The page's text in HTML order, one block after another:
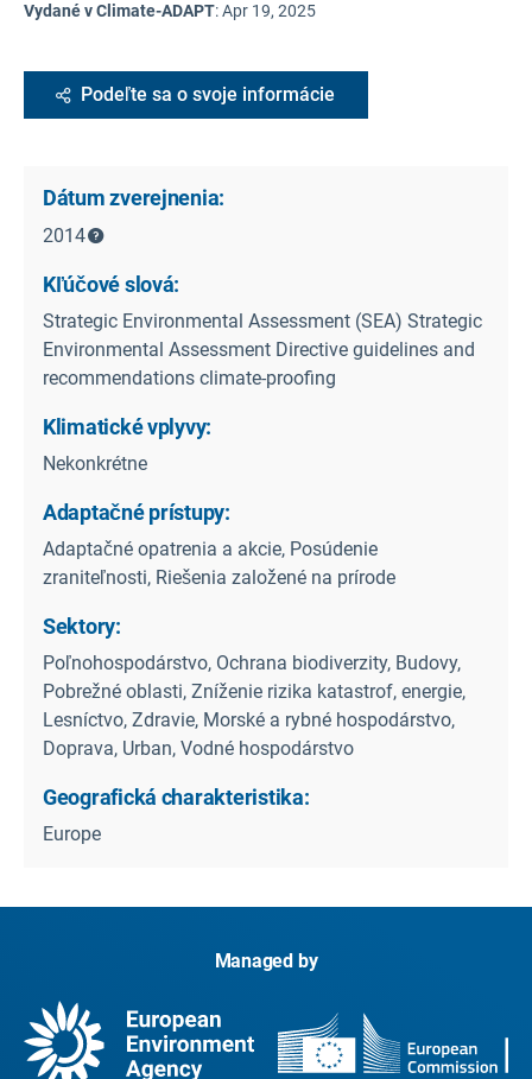
Vydané v Climate-ADAPT:Apr 19, 2025
Podeľte sa o svoje informácie
Dátum zverejnenia:
2014
Kľúčové slová:
Strategic Environmental Assessment (SEA) Strategic
Environmental Assessment Directive guidelines and
recommendations climate-proofing
Klimatické vplyvy:
Nekonkrétne
Adaptačné prístupy:
Adaptačné opatrenia a akcie, Posúdenie
zraniteľnosti, Riešenia založené na prírode
Sektory:
Poľnohospodárstvo, Ochrana biodiverzity, Budovy,
Pobrežné oblasti, Zníženie rizika katastrof, energie,
Lesníctvo, Zdravie, Morské a rybné hospodárstvo,
Doprava, Urban, Vodné hospodárstvo
Geografická charakteristika:
Europe
Managed by